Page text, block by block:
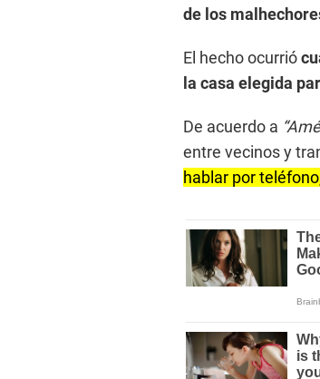
de los
El hecho ocurrió
la casa elegida
De acuerdo a
entre vecinos y
hablar por